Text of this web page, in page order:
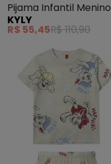
Pijama Infantil Menino
Dinossauro (Cinza)
KYLY
R$ 55,45R$ 110,90